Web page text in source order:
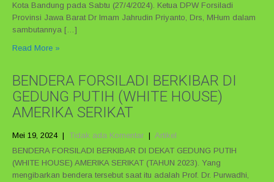
Kota Bandung pada Sabtu (27/4/2024). Ketua DPW Forsiladi
Provinsi Jawa Barat Dr Imam Jahrudin Priyanto, Drs, MHum dalam
sambutannya […]
Read More »
BENDERA FORSILADI BERKIBAR DI
GEDUNG PUTIH (WHITE HOUSE)
AMERIKA SERIKAT
Mei 19, 2024 | Tidak ada Komentar | Artikel
BENDERA FORSILADI BERKIBAR DI DEKAT GEDUNG PUTIH
(WHITE HOUSE) AMERIKA SERIKAT (TAHUN 2023). Yang
mengibarkan bendera tersebut saat itu adalah Prof. Dr. Purwadhi,